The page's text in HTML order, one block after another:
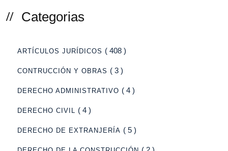
Categorias
ARTÍCULOS JURÍDICOS ( 408 )
CONTRUCCIÓN Y OBRAS ( 3 )
DERECHO ADMINISTRATIVO ( 4 )
DERECHO CIVIL ( 4 )
DERECHO DE EXTRANJERÍA ( 5 )